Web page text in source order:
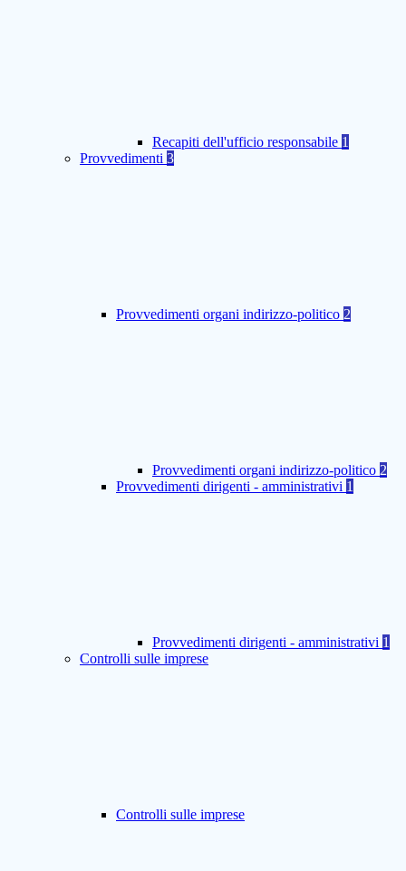
Recapiti dell'ufficio responsabile 1
Provvedimenti 3
Provvedimenti organi indirizzo-politico 2
Provvedimenti organi indirizzo-politico 2
Provvedimenti dirigenti - amministrativi 1
Provvedimenti dirigenti - amministrativi 1
Controlli sulle imprese
Controlli sulle imprese